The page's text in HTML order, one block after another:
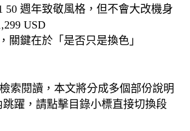
50 週年致敬風格，但不會大改機身
USD
關鍵在於「是否只是換色」
索閱讀，本文將分成多個部份說明
躍，請點擊目錄小標直接切換段